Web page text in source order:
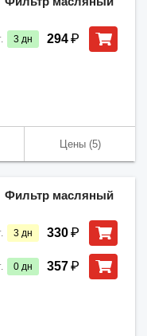
3 дн 294₽
Цены(5)
Фильтр масляный
3 дн 330₽
0 дн 357₽